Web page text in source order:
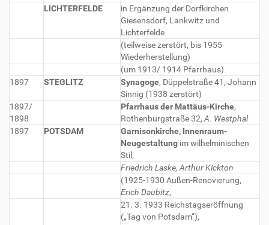
LICHTERFELDE
in Ergänzung der Dorfkirchen
Giesensdorf, Lankwitz und
Lichterfelde
(teilweise zerstört, bis 1955
Wiederherstellung)
(um 1913/ 1914 Pfarrhaus)
1897
STEGLITZ Synagoge, Düppelstraße 41, Johann
Sinnig (1938 zerstört)
1897/
1898
Pfarrhaus der Mattäus-Kirche,
Rothenburgstraße 32, A. Westphal
1897
POTSDAM
Garnisonkirche, Innenraum-
Neugestaltung im wilhelminischen
Stil,
Friedrich Laske, Arthur Kickton
(1925-1930 Außen-Renovierung,
Erich Daubitz,
21. 3. 1933 Reichstagseröffnung
(„Tag von Potsdam“),